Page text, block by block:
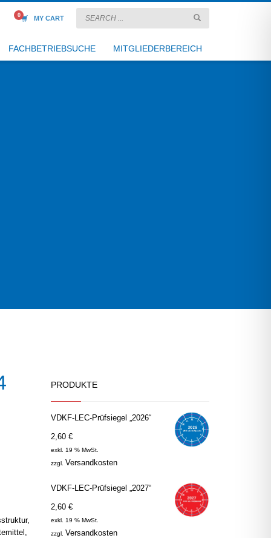
MY CART
FACHBETRIEBSUCHE MITGLIEDERBEREICH
PRODUKTE
VDKF-LEC-Prüfsiegel „2026“
2,60 €
exkl. 19 % MwSt.
zzgl. Versandkosten
VDKF-LEC-Prüfsiegel „2027“
2,60 €
exkl. 19 % MwSt.
zzgl. Versandkosten